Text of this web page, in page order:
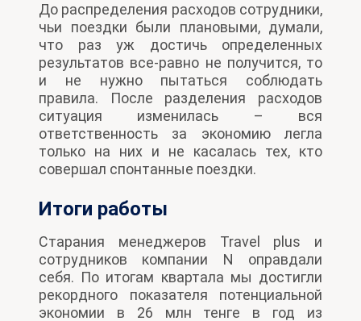
До распределения расходов сотрудники,
чьи поездки были плановыми, думали,
что раз уж достичь определенных
результатов все-равно не получится, то
и не нужно пытаться соблюдать
правила. После разделения расходов
ситуация изменилась – вся
ответственность за экономию легла
только на них и не касалась тех, кто
совершал спонтанные поездки.
Итоги работы
Старания менеджеров Travel plus и
сотрудников компании N оправдали
себя. По итогам квартала мы достигли
рекордного показателя потенциальной
экономии в 26 млн тенге в год из